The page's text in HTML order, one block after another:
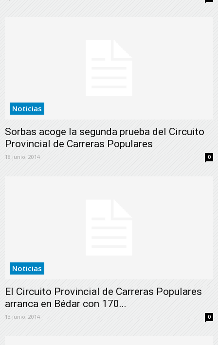
Noticias
Sorbas acoge la segunda prueba del Circuito
Provincial de Carreras Populares
18 junio, 2014 0
Noticias
El Circuito Provincial de Carreras Populares
arranca en Bédar con 170...
13 junio, 2014 0